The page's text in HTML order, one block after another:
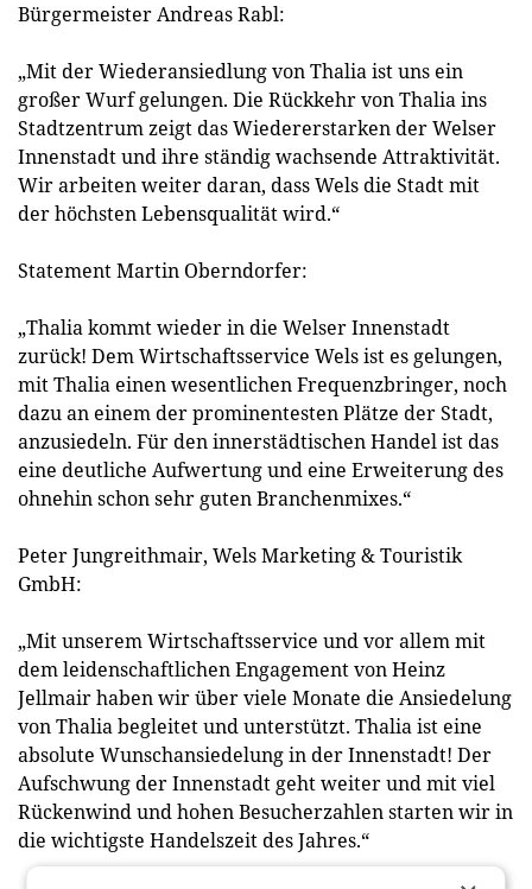
Bürgermeister Andreas Rabl:
„Mit der Wiederansiedlung von Thalia ist uns ein
großer Wurf gelungen. Die Rückkehr von Thalia ins
Stadtzentrum zeigt das Wiedererstarken der Welser
Innenstadt und ihre ständig wachsende Attraktivität.
Wir arbeiten weiter daran, dass Wels die Stadt mit
der höchsten Lebensqualität wird.“
Statement Martin Oberndorfer:
„Thalia kommt wieder in die Welser Innenstadt
zurück! Dem Wirtschaftsservice Wels ist es gelungen,
mit Thalia einen wesentlichen Frequenzbringer, noch
dazu an einem der prominentesten Plätze der Stadt,
anzusiedeln. Für den innerstädtischen Handel ist das
eine deutliche Aufwertung und eine Erweiterung des
ohnehin schon sehr guten Branchenmixes.“
Peter Jungreithmair, Wels Marketing & Touristik
GmbH:
„Mit unserem Wirtschaftsservice und vor allem mit
dem leidenschaftlichen Engagement von Heinz
Jellmair haben wir über viele Monate die Ansiedelung
von Thalia begleitet und unterstützt. Thalia ist eine
absolute Wunschansiedelung in der Innenstadt! Der
Aufschwung der Innenstadt geht weiter und mit viel
Rückenwind und hohen Besucherzahlen starten wir in
die wichtigste Handelszeit des Jahres.“